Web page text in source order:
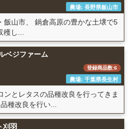
農場: 長野県飯山市
飯山市、 鍋倉高原の豊かな土壌で5
し...
ベジファーム
登録商品数:6
農場: 千葉県長生村
ンとレタスの品種改良を行ってきま
種改良を行い...
刈羽